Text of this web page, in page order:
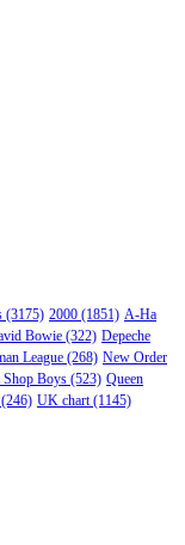
(3175) 2000 (1851) A-Ha
Bowie (322) Depeche
League (268) New Order
Shop Boys (523) Queen
(246) UK chart(1145)